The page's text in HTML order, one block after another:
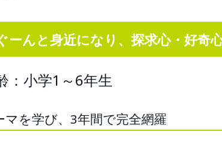
ーんと身近になり、探求心・好奇
：小学1～6年生
マを学び、3年間で完全網羅